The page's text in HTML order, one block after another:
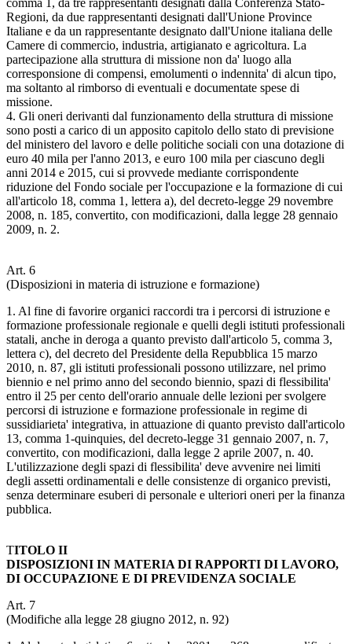
Regioni, da due rappresentanti designati dall'Unione Province
Italiane e da un rappresentante designato dall'Unione italiana delle
Camere di commercio, industria, artigianato e agricoltura. La
partecipazione alla struttura di missione non da' luogo alla
corresponsione di compensi, emolumenti o indennita' di alcun tipo,
ma soltanto al rimborso di eventuali e documentate spese di
missione.
4. Gli oneri derivanti dal funzionamento della struttura di missione
sono posti a carico di un apposito capitolo dello stato di previsione
del ministero del lavoro e delle politiche sociali con una dotazione di
euro 40 mila per l'anno 2013, e euro 100 mila per ciascuno degli
anni 2014 e 2015, cui si provvede mediante corrispondente
riduzione del Fondo sociale per l'occupazione e la formazione di cui
all'articolo 18, comma 1, lettera a), del decreto-legge 29 novembre
2008, n. 185, convertito, con modificazioni, dalla legge 28 gennaio
2009, n. 2.
Art. 6
(Disposizioni in materia di istruzione e formazione)
1. Al fine di favorire organici raccordi tra i percorsi di istruzione e
formazione professionale regionale e quelli degli istituti professionali
statali, anche in deroga a quanto previsto dall'articolo 5, comma 3,
lettera c), del decreto del Presidente della Repubblica 15 marzo
2010, n. 87, gli istituti professionali possono utilizzare, nel primo
biennio e nel primo anno del secondo biennio, spazi di flessibilita'
entro il 25 per cento dell'orario annuale delle lezioni per svolgere
percorsi di istruzione e formazione professionale in regime di
sussidiarieta' integrativa, in attuazione di quanto previsto dall'articolo
13, comma 1-quinquies, del decreto-legge 31 gennaio 2007, n. 7,
convertito, con modificazioni, dalla legge 2 aprile 2007, n. 40.
L'utilizzazione degli spazi di flessibilita' deve avvenire nei limiti
degli assetti ordinamentali e delle consistenze di organico previsti,
senza determinare esuberi di personale e ulteriori oneri per la finanza
pubblica.
TITOLO II
DISPOSIZIONI IN MATERIA DI RAPPORTI DI LAVORO,
DI OCCUPAZIONE E DI PREVIDENZA SOCIALE
Art. 7
(Modifiche alla legge 28 giugno 2012, n. 92)